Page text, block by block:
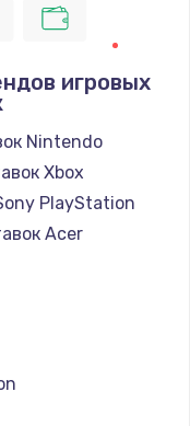
игровых
Nintendo
Xbox
PlayStation
Acer